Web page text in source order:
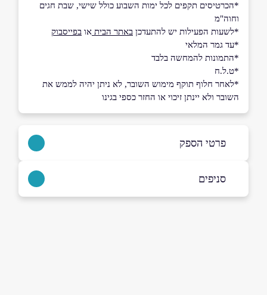
*הכרטיסים תקפים לכל ימות השבוע כולל שישי, שבת חגים
וחוה"מ
*לשעות הפעילות יש להתעדכן באתר הבית או בפייסבוק
*עד גמר המלאי
*התמונות להמחשה בלבד
*ט.ל.ח
*לאחר חלוף תוקף מימוש השובר, לא ניתן יהיה לממש את
השובר ולא יינתן זיכוי או החזר כספי בגינו
פרטי הספק
באתר בפייסבוק
סניפים